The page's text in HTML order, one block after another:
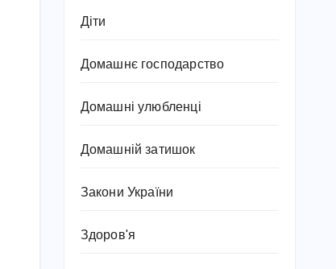
Діти
Домашнє господарство
Домашні улюбленці
Домашній затишок
Закони України
Здоров'я